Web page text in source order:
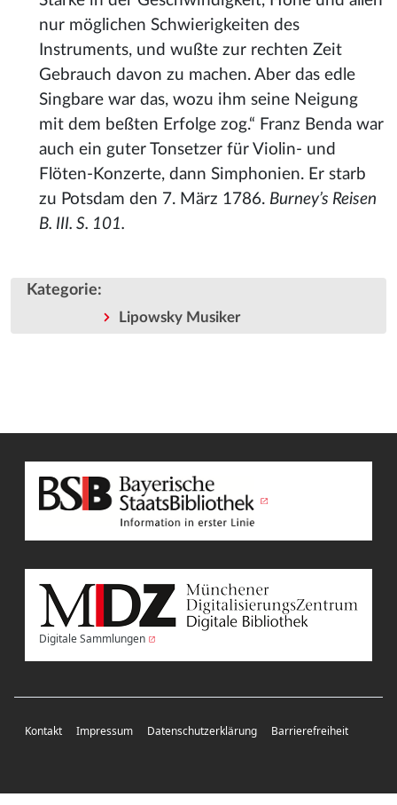
nur möglichen Schwierigkeiten des
Instruments, und wußte zur rechten Zeit
Gebrauch davon zu machen. Aber das edle
Singbare war das, wozu ihm seine Neigung
mit dem beßten Erfolge zog.“ Franz Benda war
auch ein guter Tonsetzer für Violin- und
Flöten-Konzerte, dann Simphonien. Er starb
zu Potsdam den 7. März 1786. Burney’s Reisen
B. III. S. 101.
Kategorie:
Lipowsky Musiker
Digitale Sammlungen
Kontakt Impressum Datenschutzerklärung Barrierefreiheit